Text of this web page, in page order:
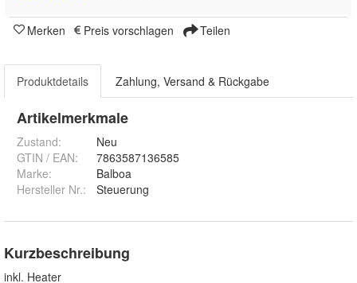
Merken Preis vorschlagen Teilen
Produktdetails Zahlung, Versand & Rückgabe
Artikelmerkmale
Zustand:
Neu
GTIN / EAN:
7863587136585
Marke:
Balboa
Hersteller Nr.:
Steuerung
Kurzbeschreibung
inkl. Heater